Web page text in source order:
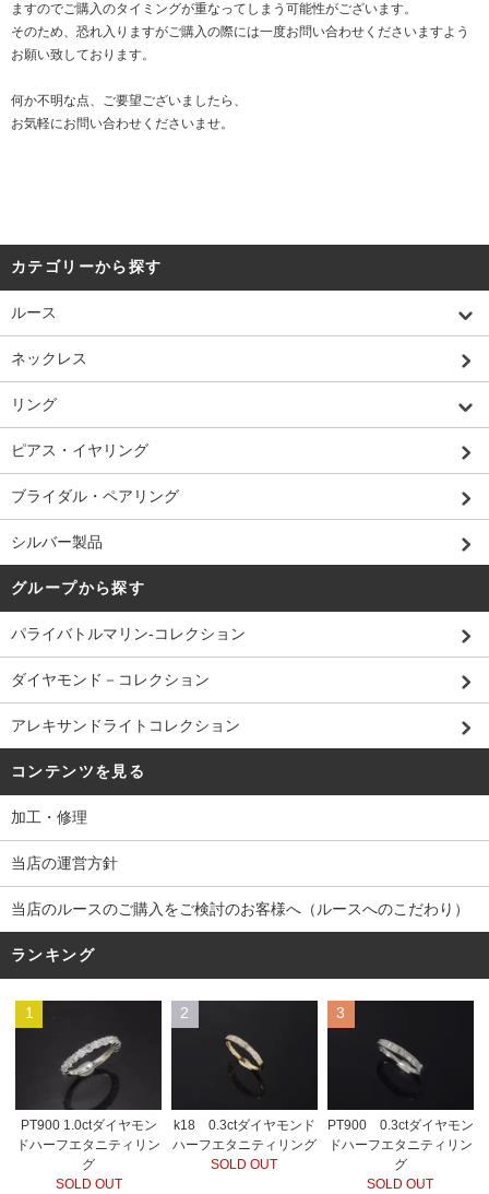
ますのでご購入のタイミングが重なってしまう可能性がございます。
そのため、恐れ入りますがご購入の際には一度お問い合わせくださいますよう
お願い致しております。
何か不明な点、ご要望ございましたら、
お気軽にお問い合わせくださいませ。
カテゴリーから探す
ルース
ネックレス
リング
ピアス・イヤリング
ブライダル・ペアリング
シルバー製品
グループから探す
パライバトルマリン-コレクション
ダイヤモンド－コレクション
アレキサンドライトコレクション
コンテンツを見る
加工・修理
当店の運営方針
当店のルースのご購入をご検討のお客様へ（ルースへのこだわり）
ランキング
1
PT900 1.0ctダイヤモン
ドハーフエタニティリン
グ
SOLD OUT
2
k18 0.3ctダイヤモンド
ハーフエタニティリング
SOLD OUT
3
PT900 0.3ctダイヤモン
ドハーフエタニティリン
グ
SOLD OUT